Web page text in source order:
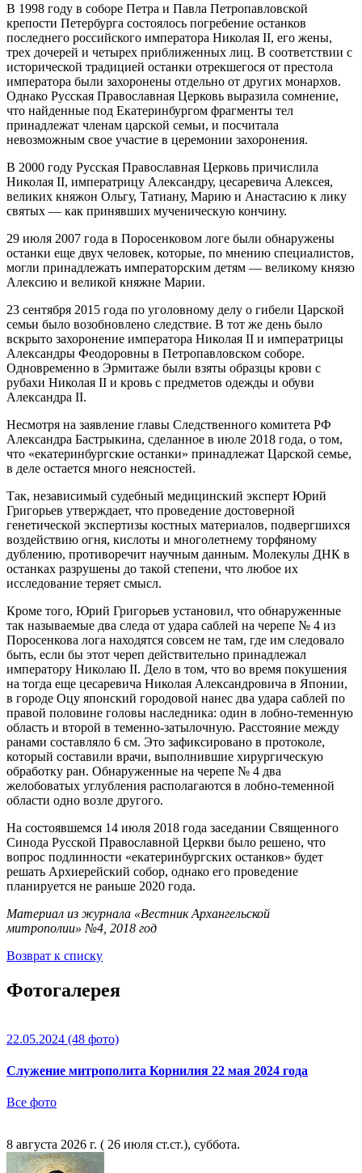
В 1998 году в соборе Петра и Павла Петропавловской
крепости Петербурга состоялось погребение останков
последнего российского императора Николая II, его жены,
трех дочерей и четырех приближенных лиц. В соответствии с
исторической традицией останки отрекшегося от престола
императора были захоронены отдельно от других монархов.
Однако Русская Православная Церковь выразила сомнение,
что найденные под Екатеринбургом фрагменты тел
принадлежат членам царской семьи, и посчитала
невозможным свое участие в церемонии захоронения.
В 2000 году Русская Православная Церковь причислила
Николая II, императрицу Александру, цесаревича Алексея,
великих княжон Ольгу, Татиану, Марию и Анастасию к лику
святых — как принявших мученическую кончину.
29 июля 2007 года в Поросенковом логе были обнаружены
останки еще двух человек, которые, по мнению специалистов,
могли принадлежать императорским детям — великому князю
Алексию и великой княжне Марии.
23 сентября 2015 года по уголовному делу о гибели Царской
семьи было возобновлено следствие. В тот же день было
вскрыто захоронение императора Николая II и императрицы
Александры Феодоровны в Петропавловском соборе.
Одновременно в Эрмитаже были взяты образцы крови с
рубахи Николая II и кровь с предметов одежды и обуви
Александра II.
Несмотря на заявление главы Следственного комитета РФ
Александра Бастрыкина, сделанное в июле 2018 года, о том,
что «екатеринбургские останки» принадлежат Царской семье,
в деле остается много неясностей.
Так, независимый судебный медицинский эксперт Юрий
Григорьев утверждает, что проведение достоверной
генетической экспертизы костных материалов, подвергшихся
воздействию огня, кислоты и многолетнему торфяному
дублению, противоречит научным данным. Молекулы ДНК в
останках разрушены до такой степени, что любое их
исследование теряет смысл.
Кроме того, Юрий Григорьев установил, что обнаруженные
так называемые два следа от удара саблей на черепе № 4 из
Поросенкова лога находятся совсем не там, где им следовало
быть, если бы этот череп действительно принадлежал
императору Николаю II. Дело в том, что во время покушения
на тогда еще цесаревича Николая Александровича в Японии,
в городе Оцу японский городовой нанес два удара саблей по
правой половине головы наследника: один в лобно-теменную
область и второй в теменно-затылочную. Расстояние между
ранами составляло 6 см. Это зафиксировано в протоколе,
который составили врачи, выполнившие хирургическую
обработку ран. Обнаруженные на черепе № 4 два
желобоватых углубления располагаются в лобно-теменной
области одно возле другого.
На состоявшемся 14 июля 2018 года заседании Священного
Синода Русской Православной Церкви было решено, что
вопрос подлинности «екатеринбургских останков» будет
решать Архиерейский собор, однако его проведение
планируется не раньше 2020 года.
Материал из журнала «Вестник Архангельской
митрополии» №4, 2018 год
Возврат к списку
Фотогалерея
22.05.2024 (48 фото)
Служение митрополита Корнилия 22 мая 2024 года
Все фото
8 августа 2026 г. ( 26 июля ст.ст.), суббота.